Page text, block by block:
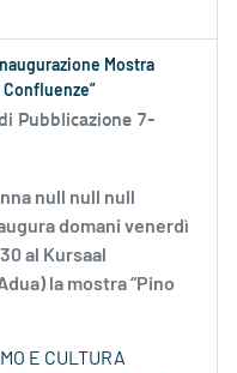
Mostra
Confluenze”
Pubblicazione 7-
null null null
domani venerdì
al Kursaal
la mostra “Pino
E CULTURA